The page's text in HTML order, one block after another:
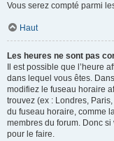
Vous serez compté parmi
Haut
Les heures ne sont pas
Il est possible que l’heure
dans lequel vous êtes.
modifiez le fuseau horaire
trouvez (ex : Londres,
du fuseau horaire, comme
membres du forum. Donc si
pour le faire.